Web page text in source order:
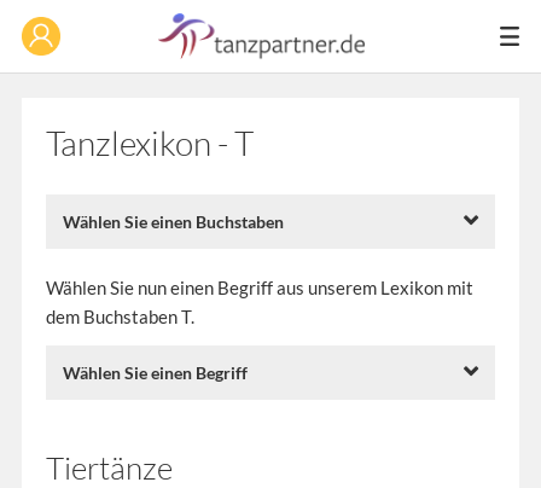
Tanzlexikon - T
Wählen Sie einen Buchstaben
Wählen Sie nun einen Begriff aus unserem Lexikon mit
dem Buchstaben T.
Wählen Sie einen Begriff
Tiertänze